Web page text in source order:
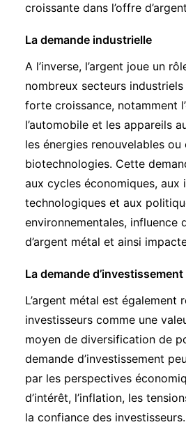
croissante dans l’offre
La demande industrielle
A l’inverse, l’argent joue un
nombreux secteurs
forte croissance, notamment
l’automobile et les appareils
les énergies renouvelables ou
biotechnologies. Cette
aux cycles économiques, aux
technologiques et aux
environnementales, influence
d’argent métal et ainsi
La demande d’investissement
L’argent métal est également
investisseurs comme une
moyen de diversification de
demande d’investissement
par les perspectives
d’intérêt, l’inflation, les
la confiance des investisseurs.